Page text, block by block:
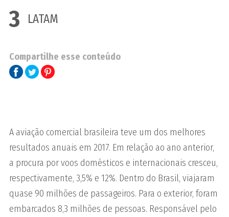
3 LATAM
Compartilhe esse conteúdo
A aviação comercial brasileira teve um dos melhores
resultados anuais em 2017. Em relação ao ano anterior,
a procura por voos domésticos e internacionais cresceu,
respectivamente, 3,5% e 12%. Dentro do Brasil, viajaram
quase 90 milhões de passageiros. Para o exterior, foram
embarcados 8,3 milhões de pessoas. Responsável pelo